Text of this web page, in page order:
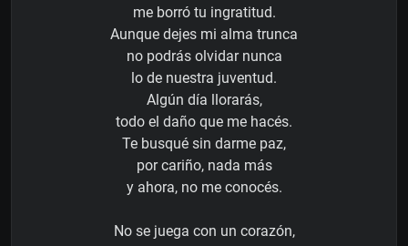
me borró tu ingratitud.
Aunque dejes mi alma trunca
no podrás olvidar nunca
lo de nuestra juventud.
Algún día llorarás,
todo el daño que me hacés.
Te busqué sin darme paz,
por cariño, nada más
y ahora, no me conocés.
No se juega con un corazón,